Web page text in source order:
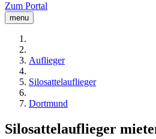
Zum Portal
menu
Auflieger
Silosattelauflieger
Dortmund
Silosattelauflieger